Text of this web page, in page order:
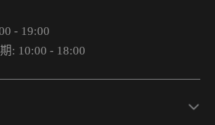
- 19:00
: 10:00 - 18:00